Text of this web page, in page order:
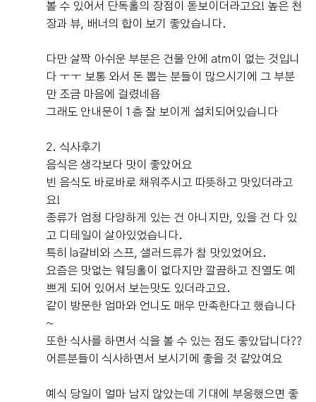
볼 수 있어서 단독홀의 장점이 돋보이더라고요! 높은 천
장과 뷰, 배너의 합이 보기 좋았습니다.
다만 살짝 아쉬운 부분은 건물 안에 atm이 없는 것입니
다 ㅜㅜ 보통 와서 돈 뽑는 분들이 많으시기에 그 부분
만 조금 마음에 걸렸네욥
그래도 안내문이 1층 잘 보이게 설치되어있습니다
2. 식사후기
음식은 생각보다 맛이 좋았어요
빈 음식도 바로바로 채워주시고 따뜻하고 맛있더라고
요!
종류가 엄청 다양하게 있는 건 아니지만, 있을 건 다 있
고 디테일이 살아있었습니다.
특히 la갈비와 스프, 샐러드류가 참 맛있었어요.
요즘은 맛없는 웨딩홀이 없다지만 깔끔하고 진열도 예
쁘게 되어 있어서 보는맛도 있더라고요.
같이 방문한 엄마와 언니도 매우 만족한다고 했습니다
~
또한 식사를 하면서 식을 볼 수 있는 점도 좋았답니다??
어른분들이 식사하면서 보시기에 좋을 것 같았여요
예식 당일이 얼마 남지 않았는데 기대에 부응했으면 좋